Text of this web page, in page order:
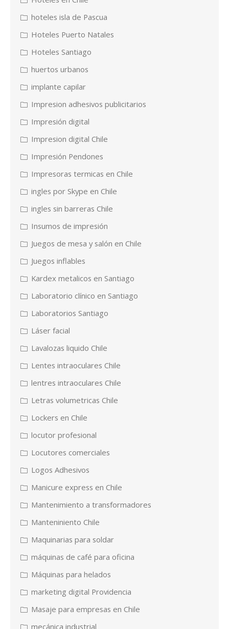
hoteles isla de Pascua
Hoteles Puerto Natales
Hoteles Santiago
huertos urbanos
implante capilar
Impresion adhesivos publicitarios
Impresión digital
Impresion digital Chile
Impresión Pendones
Impresoras termicas en Chile
ingles por Skype en Chile
ingles sin barreras Chile
Insumos de impresión
Juegos de mesa y salón en Chile
Juegos inflables
Kardex metalicos en Santiago
Laboratorio clínico en Santiago
Laboratorios Santiago
Láser facial
Lavalozas liquido Chile
Lentes intraoculares Chile
lentres intraoculares Chile
Letras volumetricas Chile
Lockers en Chile
locutor profesional
Locutores comerciales
Logos Adhesivos
Manicure express en Chile
Mantenimiento a transformadores
Manteniniento Chile
Maquinarias para soldar
máquinas de café para oficina
Máquinas para helados
marketing digital Providencia
Masaje para empresas en Chile
mecánica industrial